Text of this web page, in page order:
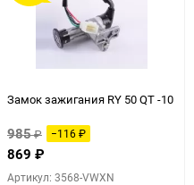
Замок зажигания RY 50 QT -10
985₽ −116₽
869 ₽
Артикул: 3568-VWXN